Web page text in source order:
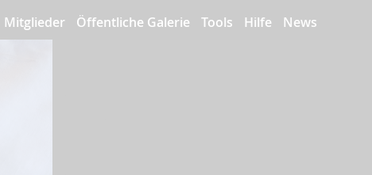
Mitglieder Öffentliche Galerie Tools Hilfe News